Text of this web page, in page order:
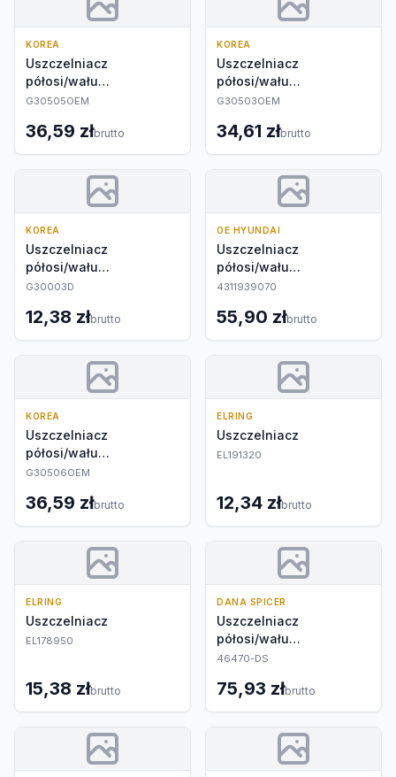
KOREA
Uszczelniacz
półosi/wału
napędowego
G30505OEM
36,59 złbrutto
KOREA
Uszczelniacz
półosi/wału
napędowego
G30503OEM
34,61 złbrutto
KOREA
Uszczelniacz
półosi/wału
napędowego
G30003D
12,38 złbrutto
OE HYUNDAI
Uszczelniacz
półosi/wału
napędowego
4311939070
55,90 złbrutto
KOREA
Uszczelniacz
półosi/wału
napędowego
G30506OEM
36,59 złbrutto
ELRING
Uszczelniacz
EL191320
12,34 złbrutto
ELRING
Uszczelniacz
EL178950
15,38 złbrutto
DANA SPICER
Uszczelniacz
półosi/wału
napędowego
46470-DS
75,93 złbrutto